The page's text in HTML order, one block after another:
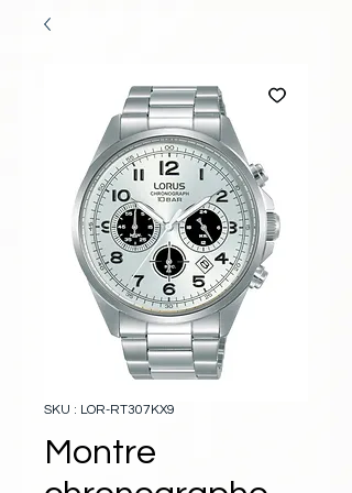
SKU : LOR-RT307KX9
Montre